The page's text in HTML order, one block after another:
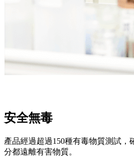
安全無毒
產品經過超過150種有毒物質測試，
分都遠離有害物質。